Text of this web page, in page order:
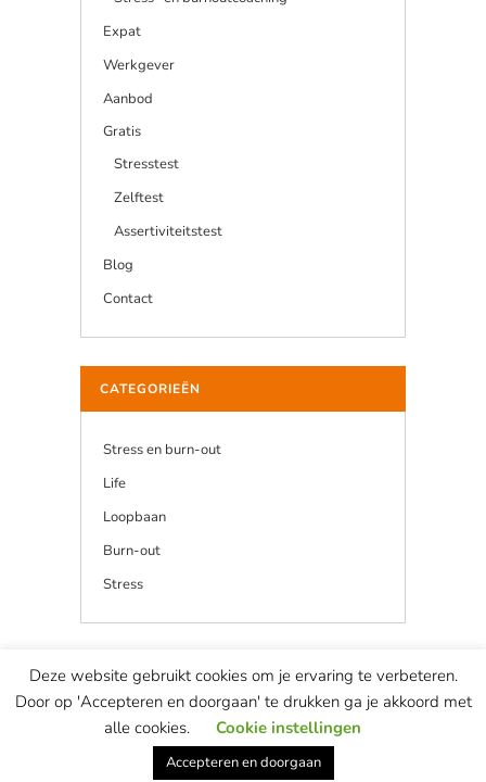
Expat
Werkgever
Aanbod
Gratis
Stresstest
Zelftest
Assertiviteitstest
Blog
Contact
CATEGORIEËN
Stress en burn-out
Life
Loopbaan
Burn-out
Stress
© Copyright Marian van de Berg — website & concept ontwikkeld door
most remarkable
This site is protected by reCAPTCHA and the GooglePrivacy Policy
Terms of Serviceapply.
—Algemene voorwaarden
Deze website gebruikt cookies om je ervaring te verbeteren.
Door op 'Accepteren en doorgaan' te drukken ga je akkoord met
alle cookies.
Cookie instellingen
Accepteren en doorgaan